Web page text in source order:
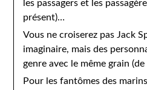
les passagers et les
présent)…
Vous ne croiserez pas Jack
imaginaire, mais des
genre avec le même grain
Pour les fantômes des